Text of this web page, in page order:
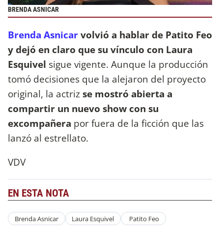
BRENDA ASNICAR
Brenda Asnicarvolvió a hablar de Patito Feo
y dejó en claro que su vínculo con Laura
Esquivel sigue vigente. Aunque la producción
tomó decisiones que la alejaron del proyecto
original, la actrizse mostró abierta a
compartir un nuevo show con su
excompañera por fuera de la ficción que las
lanzó al estrellato.
VDV
EN ESTA NOTA
Brenda Asnicar Laura Esquivel Patito Feo